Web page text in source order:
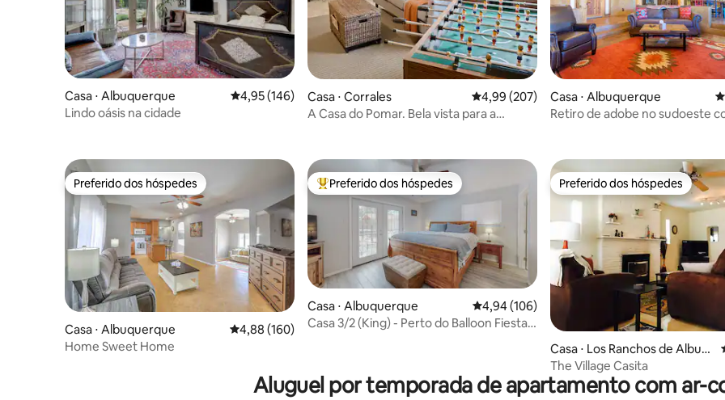
Casa ⋅ Albuquerque 4,95 de uma avaliação média de 5, 146 avaliações
4,95 (146)
Lindo oásis na cidade
Casa ⋅ Corrales 4,99 de uma avaliação média de 5, 207
4,99 (207)
A Casa do Pomar. Bela vista para a
Casa ⋅ Albuquerque
Retiro de adobe no sudoeste
Preferido dos hóspedes
Preferido dos hóspedes
Casa ⋅ Albuquerque 4,88 de uma avaliação média de 5, 160 avaliações
4,88 (160)
Home Sweet Home
Entre os melhores preferidos dos hóspedes
Preferido dos hóspedes
Casa ⋅ Albuquerque 4,94 de uma avaliação média de 5, 106
4,94 (106)
Casa 3/2 (King) - Perto do Balloon Fiesta e
Preferido dos hóspedes
Preferido dos hóspedes
Casa ⋅ Los Ranchos de Albuq
uerque
The Village Casita
Aluguel por temporada de apartamento com ar-